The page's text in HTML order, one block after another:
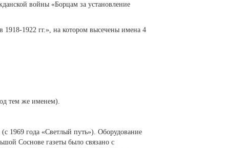
войны «Борцам за установление
1918-1922 гг.», на котором высечены имена 4
тем же именем).
1969 года «Светлый путь»). Оборудование
Соснове газеты было связано с